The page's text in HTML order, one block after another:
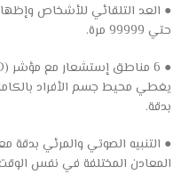
● العد التلقائي للأشخاص
حتي 99999 مرة.
يغطي محيط جسم الأفراد
بدقة.
● التنبيه الصوتي والمرئي بدقة
المعادن المختلفة في نفس